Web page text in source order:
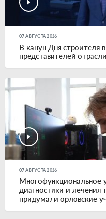
07 АВГУСТА 2026
В канун Дня строителя
представителей отрасли
07 АВГУСТА 2026
Многофункциональное
диагностики и лечения
придумали орловские